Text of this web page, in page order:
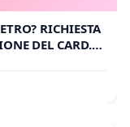
RICHIESTA
DEL CARD.